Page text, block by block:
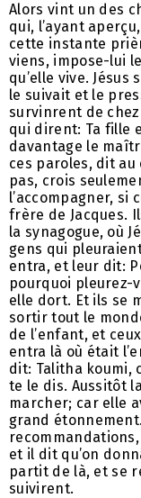
Alors vint un des
qui, l’ayant
cette instante
viens, impose-lui
qu’elle vive. Jésus
le suivait et le
survinrent de
qui dirent: Ta fille
davantage le
ces paroles, dit au
pas, crois
l’accompagner, si
frère de Jacques.
la synagogue, où
gens qui
entra, et leur dit:
pourquoi pleurez-
elle dort. Et ils se
sortir tout le
de l’enfant, et
entra là où était
dit: Talitha koumi,
te le dis. Aussitôt
marcher; car elle
grand
et il dit qu’on
partit de là, et se
suivirent.